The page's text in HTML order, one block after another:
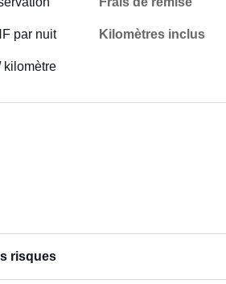
par nuit Kilomètres inclus
kilomètre
risques